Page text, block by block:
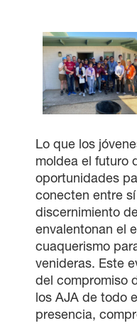
Lo que los
moldea el futuro
oportunidades
conecten entre
discernimiento
envalentonan el
cuaquerismo
venideras. Este
del compromiso
los AJA de todo
presencia,